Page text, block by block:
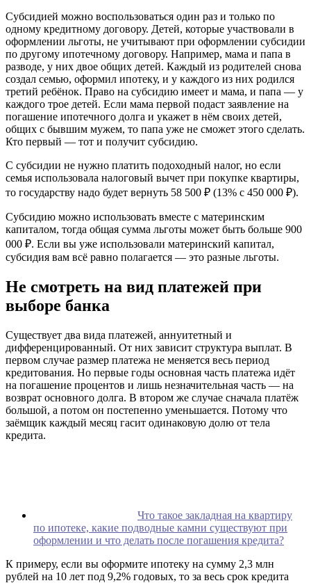
Субсидией можно воспользоваться один раз и только по
одному кредитному договору. Детей, которые участвовали в
оформлении льготы, не учитывают при оформлении субсидии
по другому ипотечному договору. Например, мама и папа в
разводе, у них двое общих детей. Каждый из родителей снова
создал семью, оформил ипотеку, и у каждого из них родился
третий ребёнок. Право на субсидию имеет и мама, и папа — у
каждого трое детей. Если мама первой подаст заявление на
погашение ипотечного долга и укажет в нём своих детей,
общих с бывшим мужем, то папа уже не сможет этого сделать.
Кто первый — тот и получит субсидию.
С субсидии не нужно платить подоходный налог, но если
семья использовала налоговый вычет при покупке квартиры,
то государству надо будет вернуть 58 500 ₽ (13% с 450 000 ₽).
Субсидию можно использовать вместе с материнским
капиталом, тогда общая сумма льготы может быть больше 900
000 ₽. Если вы уже использовали материнский капитал,
субсидия вам всё равно полагается — это разные льготы.
Не смотреть на вид платежей при
выборе банка
Существует два вида платежей, аннуитетный и
дифференцированный. От них зависит структура выплат. В
первом случае размер платежа не меняется весь период
кредитования. Но первые годы основная часть платежа идёт
на погашение процентов и лишь незначительная часть — на
возврат основного долга. В втором же случае сначала платёж
большой, а потом он постепенно уменьшается. Потому что
заёмщик каждый месяц гасит одинаковую долю от тела
кредита.
Что такое закладная на квартиру
по ипотеке, какие подводные камни существуют при
оформлении и что делать после погашения кредита?
К примеру, если вы оформите ипотеку на сумму 2,3 млн
рублей на 10 лет под 9,2% годовых, то за весь срок кредита